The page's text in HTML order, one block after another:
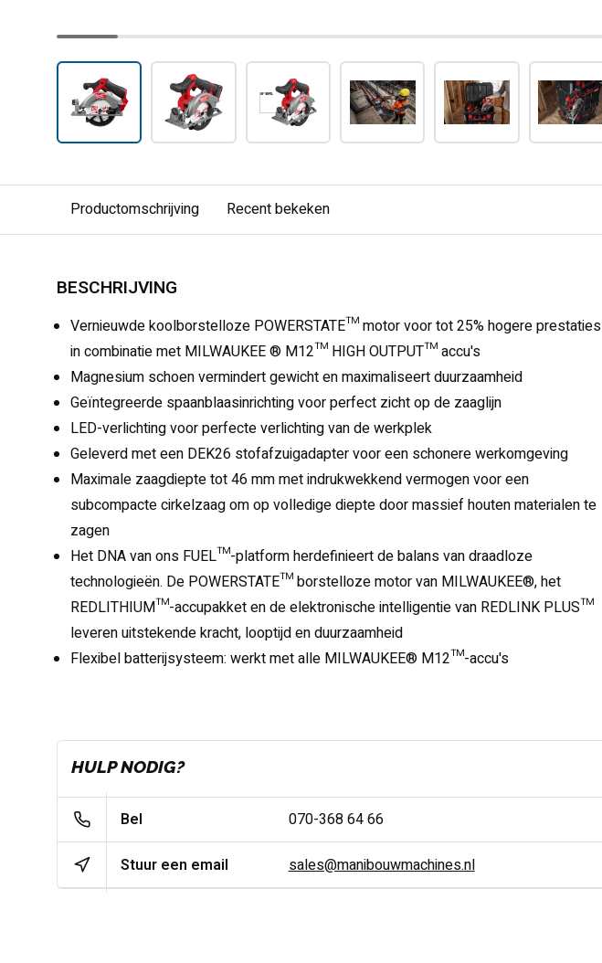
Productomschrijving Recent bekeken
BESCHRIJVING
Vernieuwde koolborstelloze POWERSTATE™ motor voor tot 25% hogere prestaties
in combinatie met MILWAUKEE ® M12™ HIGH OUTPUT™ accu's
Magnesium schoen vermindert gewicht en maximaliseert duurzaamheid
Geïntegreerde spaanblaasinrichting voor perfect zicht op de zaaglijn
LED-verlichting voor perfecte verlichting van de werkplek
Geleverd met een DEK26 stofafzuigadapter voor een schonere werkomgeving
Maximale zaagdiepte tot 46 mm met indrukwekkend vermogen voor een
subcompacte cirkelzaag om op volledige diepte door massief houten materialen te
zagen
Het DNA van ons FUEL™-platform herdefinieert de balans van draadloze
technologieën. De POWERSTATE™ borstelloze motor van MILWAUKEE®, het
REDLITHIUM™-accupakket en de elektronische intelligentie van REDLINK PLUS™
leveren uitstekende kracht, looptijd en duurzaamheid
Flexibel batterijsysteem: werkt met alle MILWAUKEE® M12™-accu's
HULP NODIG?
Bel 070-368 64 66
Stuur een email sales@manibouwmachines.nl